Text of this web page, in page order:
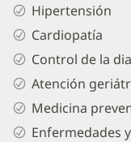
Hipertensión
Cardiopatía
Control de la
Atención
Medicina
Enfermedades